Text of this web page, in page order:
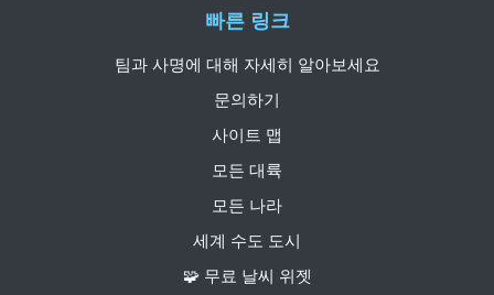
빠른 링크
팀과 사명에 대해 자세히 알아보세요
문의하기
사이트 맵
모든 대륙
모든 나라
세계 수도 도시
🧩 무료 날씨 위젯